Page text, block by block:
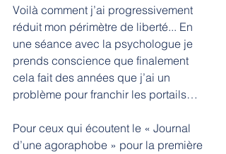
Voilà comment j’ai progressivement
réduit mon périmètre de liberté... En
une séance avec la psychologue je
prends conscience que finalement
cela fait des années que j’ai un
problème pour franchir les portails…
Pour ceux qui écoutent le « Journal
d’une agoraphobe » pour la première